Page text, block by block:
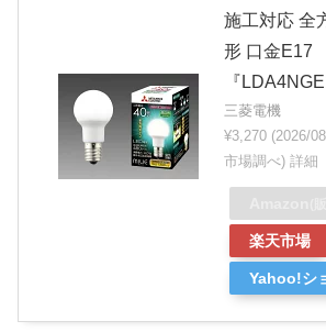
施工対応 全
形 口金E17
『
三菱電機
¥3,270 (2026/
市場調べ) 詳細
楽天市場
Yahoo!シ